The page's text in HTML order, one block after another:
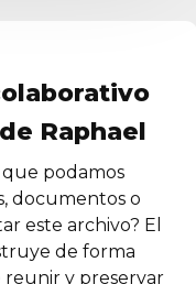
Raphael
podamos
documentos o
este archivo? El
de forma
y preservar